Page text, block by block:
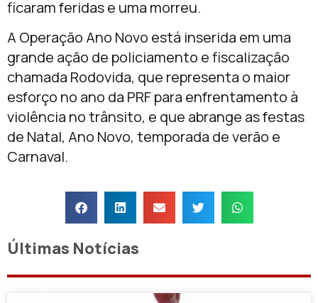
ficaram feridas e uma morreu.
A Operação Ano Novo está inserida em uma
grande ação de policiamento e fiscalização
chamada Rodovida, que representa o maior
esforço no ano da PRF para enfrentamento à
violência no trânsito, e que abrange as festas
de Natal, Ano Novo, temporada de verão e
Carnaval.
Últimas Notícias